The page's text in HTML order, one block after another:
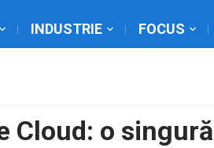
INDUSTRIE FOCUS
Cloud: o